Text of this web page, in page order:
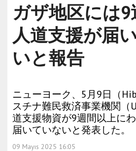
ガザ地区には
人道支援が届
いと報告
ニューヨーク、5月9日（
スチナ難民救済事業機関（
道支援物資が9週間以上に
届いていないと発表した。
09 Mayıs 2025 16:05